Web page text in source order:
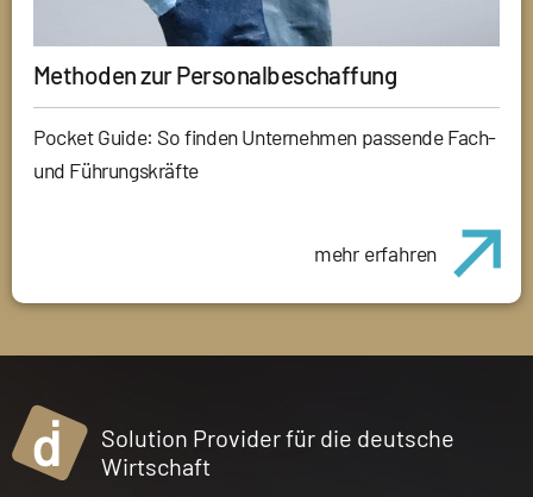
Methoden zur Personalbeschaffung
Pocket Guide: So finden Unternehmen passende Fach-
und Führungskräfte
mehr erfahren
Solution Provider für die deutsche
Wirtschaft